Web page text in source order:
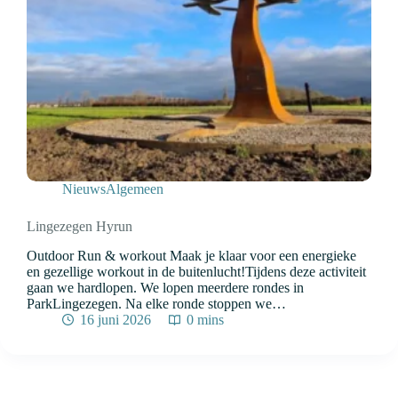
NieuwsAlgemeen
Lingezegen Hyrun
Outdoor Run & workout Maak je klaar voor een energieke
en gezellige workout in de buitenlucht!Tijdens deze activiteit
gaan we hardlopen. We lopen meerdere rondes in
ParkLingezegen. Na elke ronde stoppen we…
16 juni 2026
0 mins